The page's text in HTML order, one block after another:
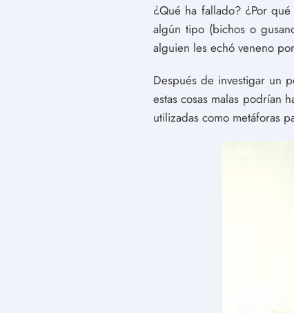
¿Qué ha fallado? ¿Por
algún tipo (bichos o
alguien les echó veneno
Después de investigar un
estas cosas malas podrían
utilizadas como metáforas